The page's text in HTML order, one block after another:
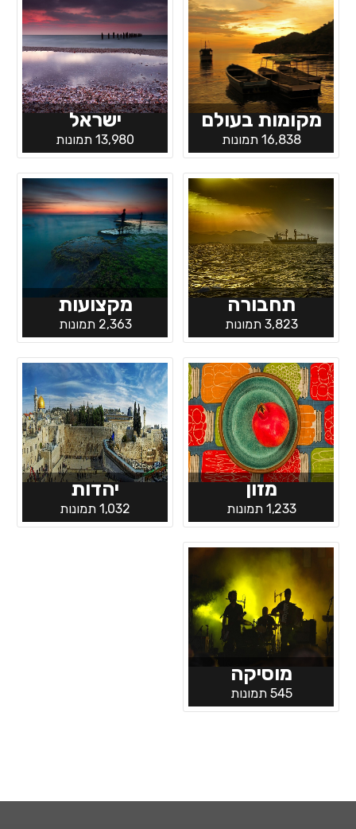
מקומות בעולם
16,838 תמונות
ישראל
13,980 תמונות
תחבורה
3,823 תמונות
מקצועות
2,363 תמונות
מזון
1,233 תמונות
יהדות
1,032 תמונות
מוסיקה
545 תמונות